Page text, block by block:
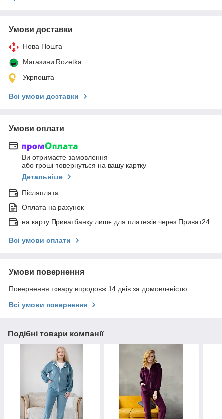
Умови доставки
Нова Пошта
Магазини Rozetka
Укрпошта
Всі умови доставки
Умови оплати
Ви отримаєте замовлення
або гроші повернуться на вашу картку
Детальніше
Післяплата
Оплата на рахунок
на карту Приватбанку лише для платежів через Приват24
Всі умови оплати
Умови повернення
Повернення товару впродовж 14 днів за домовленістю
Всі умови повернення
Подібні товари компанії